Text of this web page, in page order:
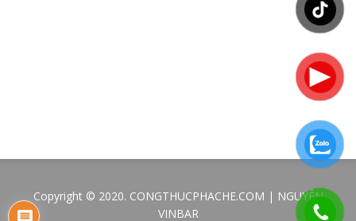
Copyright © 2020. CONGTHUCPHACHE.COM | NGUYÊN
VINBAR